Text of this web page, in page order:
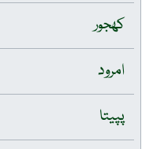
کھجور
امرود
پپیتا